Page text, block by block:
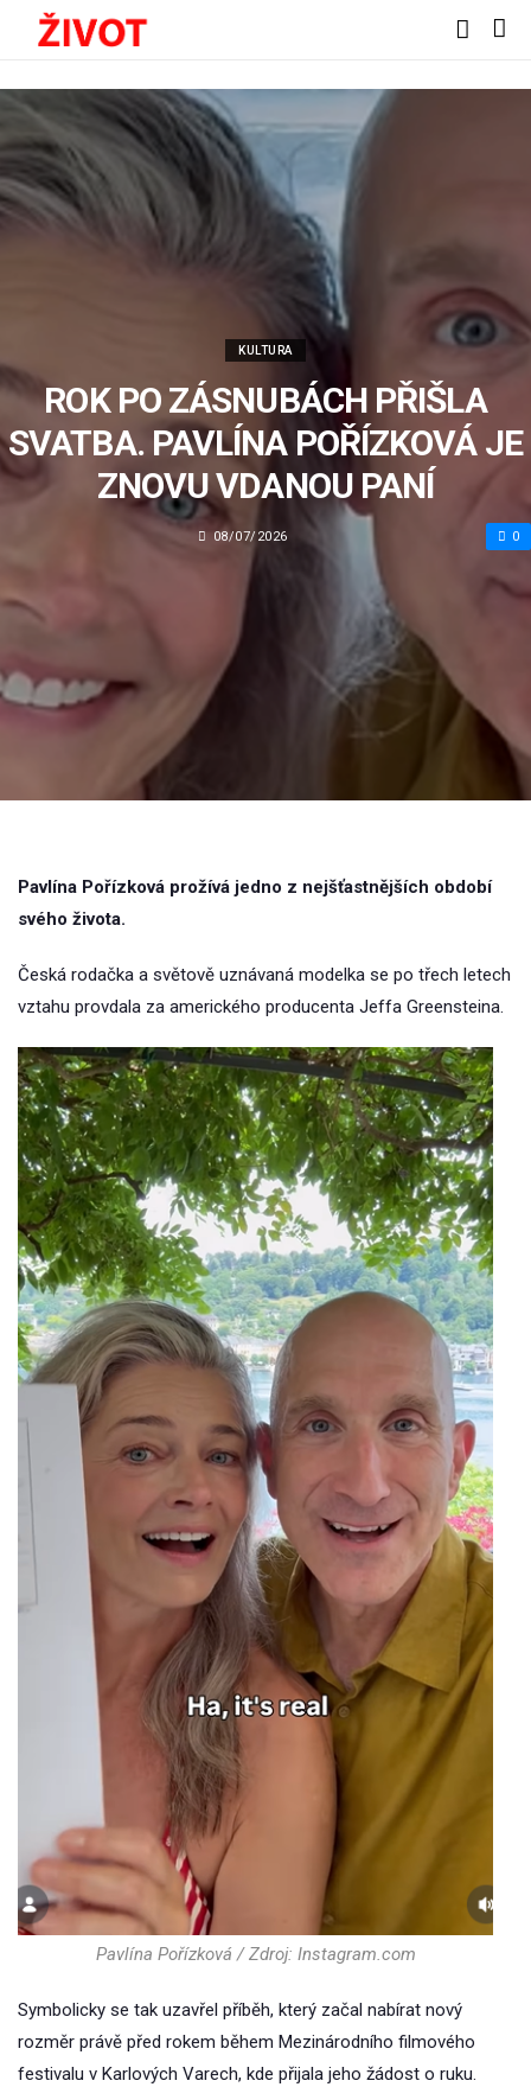
KULTURA
ROK PO ZÁSNUBÁCH PŘIŠLA
SVATBA. PAVLÍNA POŘÍZKOVÁ JE
ZNOVU VDANOU PANÍ
08/07/2026 0
Pavlína Pořízková prožívá jedno z nejšťastnějších období
svého života.
Česká rodačka a světově uznávaná modelka se po třech letech
vztahu provdala za amerického producenta Jeffa Greensteina.
Pavlína Pořízková / Zdroj: Instagram.com
Symbolicky se tak uzavřel příběh, který začal nabírat nový
rozměr právě před rokem během Mezinárodního filmového
festivalu v Karlových Varech, kde přijala jeho žádost o ruku.